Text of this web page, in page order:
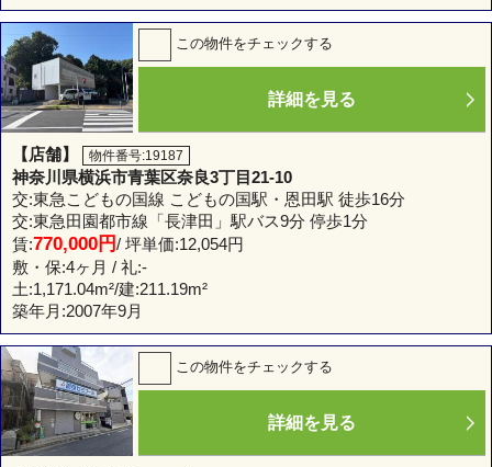
この物件をチェックする
詳細を見る
【店舗】 物件番号:19187
神奈川県横浜市青葉区奈良3丁目21-10
交:東急こどもの国線 こどもの国駅・恩田駅 徒歩16分
交:東急田園都市線「長津田」駅バス9分 停歩1分
賃:770,000円/ 坪単価:12,054円
敷・保:4ヶ月 / 礼:-
土:1,171.04m²/建:211.19m²
築年月:2007年9月
この物件をチェックする
詳細を見る